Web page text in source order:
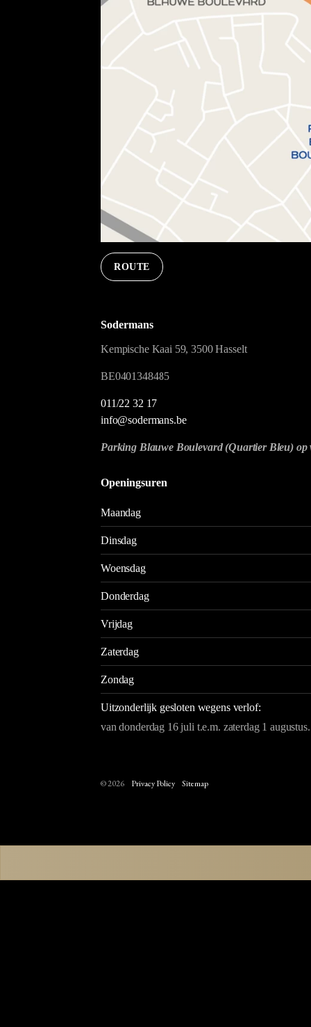
ROUTE
Sodermans
Kempische Kaai 59, 3500 Hasselt
BE0401348485
011/22 32 17
info@sodermans.be
Parking Blauwe Boulevard (Quartier Bleu) op
Openingsuren
Maandag
Dinsdag
Woensdag
Donderdag
Vrijdag
Zaterdag
Zondag
Uitzonderlijk gesloten wegens verlof:
van donderdag 16 juli t.e.m. zaterdag 1 augustus.
© 2026 Privacy Policy Sitemap